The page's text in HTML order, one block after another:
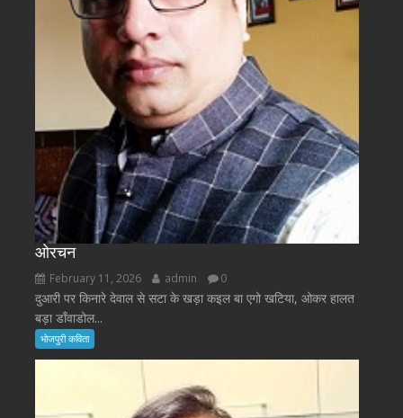
ओरचन
February 11, 2026 admin 0
दुआरी पर किनारे देवाल से सटा के खड़ा कइल बा एगो खटिया, ओकर हालत
बड़ा डाँवाडोल...
भोजपुरी कविता